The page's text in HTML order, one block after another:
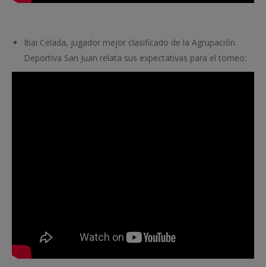
Ibai Celada, jugador mejor clasificado de la Agrupación
Deportiva San Juan relata sus expectativas para el torneo: